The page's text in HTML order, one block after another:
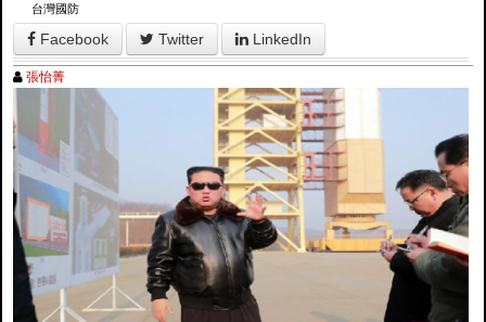
台灣國防
Facebook Twitter LinkedIn
張怡菁